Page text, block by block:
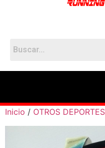
Inicio / OTROS DEPORTES